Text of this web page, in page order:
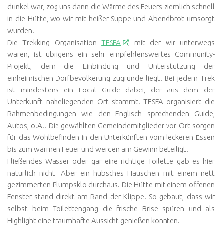
dunkel war, zog uns dann die Wärme des Feuers ziemlich schnell
in die Hütte, wo wir mit heißer Suppe und Abendbrot umsorgt
wurden.
Die Trekking OrganisationTESFA
, mit der wir unterwegs
waren, ist übrigens ein sehr empfehlenswertes Community-
Projekt, dem die Einbindung und Unterstützung der
einheimischen Dorfbevölkerung zugrunde liegt. Bei jedem Trek
ist mindestens ein Local Guide dabei, der aus dem der
Unterkunft naheliegenden Ort stammt. TESFA organisiert die
Rahmenbedingungen wie den Englisch sprechenden Guide,
Autos, o.Ä.. Die gewählten Gemeindemitglieder vor Ort sorgen
für das Wohlbefinden in den Unterkünften vom leckeren Essen
bis zum warmen Feuer und werden am Gewinn beteiligt.
Fließendes Wasser oder gar eine richtige Toilette gab es hier
natürlich nicht. Aber ein hübsches Häuschen mit einem nett
gezimmerten Plumpsklo durchaus. Die Hütte mit einem offenen
Fenster stand direkt am Rand der Klippe. So gebaut, dass wir
selbst beim Toilettengang die frische Brise spüren und als
Highlight eine traumhafte Aussicht genießen konnten.